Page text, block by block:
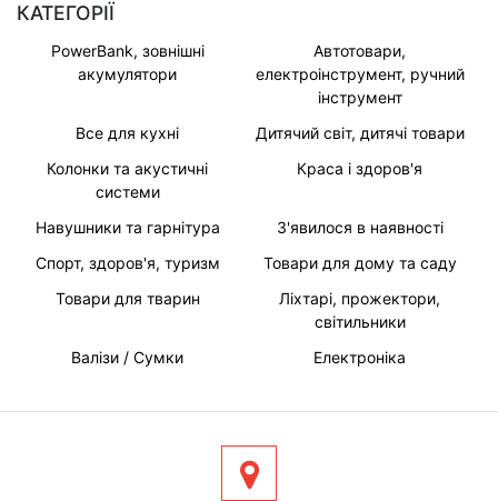
КАТЕГОРІЇ
PowerBank, зовнішні
акумулятори
Автотовари,
електроінструмент, ручний
інструмент
Все для кухні
Дитячий світ, дитячі товари
Колонки та акустичні
системи
Краса і здоров'я
Навушники та гарнітура
З'явилося в наявності
Спорт, здоров'я, туризм
Товари для дому та саду
Товари для тварин
Ліхтарі, прожектори,
світильники
Валізи / Сумки
Електроніка